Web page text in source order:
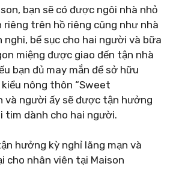
bạn sẽ có được ngôi nhà nhỏ
riêng trên hồ riêng cũng như nhà
nghi, bể sục cho hai người và bữa
miệng được giao đến tận nhà
bạn đủ may mắn để sở hữu
nông thôn “Sweet
và người ấy sẽ được tận hưởng
tim dành cho hai người.
hưởng kỳ nghỉ lãng mạn và
cho nhân viên tại Maison